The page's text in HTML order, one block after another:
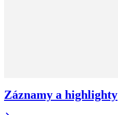
Záznamy a highlighty